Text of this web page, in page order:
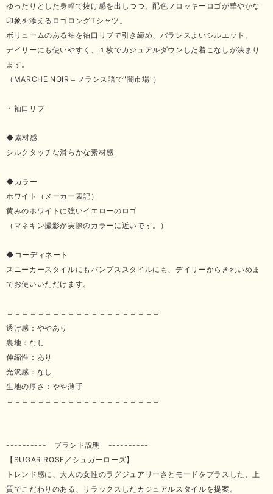
ゆったりとした身幅で抜け感を出しつつ、配色フロッキーロゴが華やかな
印象を添えるロゴロングTシャツ。
ボリュームのある袖を袖口リブで引き締め、バランスよいシルエット。
デイリーにも使いやすく、１枚でカジュアルダウンした着こなしが決まり
ます。
（MARCHE NOIR＝フランス語で"闇市場"）
・袖口リブ
◆素材感
シルクタッチな滑らかな素材感
◆カラー
ホワイト（メーカー表記）
黄みのホワイトに強いイエローのロゴ
（マネキン撮影が実際のカラーに近いです。）
◆コーディネート
スニーカースタイルにもパンプススタイルにも、デイリーからきれいめま
でお使いいただけます。
＝＝＝＝＝＝＝＝＝＝＝＝＝＝＝＝＝＝＝＝
透け感：ややあり
裏地：なし
伸縮性：あり
光沢感：なし
生地の厚さ：やや薄手
＝＝＝＝＝＝＝＝＝＝＝＝＝＝＝＝＝＝＝＝
---------- ブランド説明 ----------
【SUGAR ROSE／シュガーローズ】
トレンド感に、大人の女性のラグジュアリーさとモードをプラスした、上
質でこだわりのある、リラックスしたカジュアルスタイルを提案。